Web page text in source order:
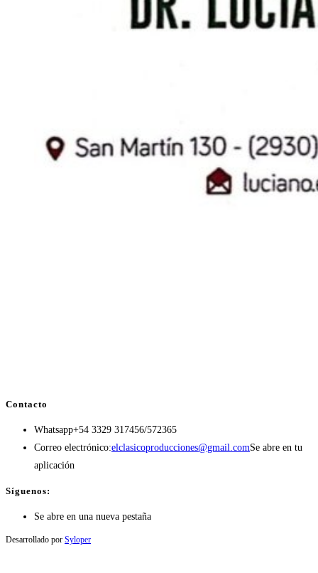
Contacto
Whatsapp+54 3329 317456/572365
Correo electrónico:elclasicoproducciones@gmail.comSe abre en tu
aplicación
Síguenos:
Se abre en una nueva pestaña
Desarrollado por Syloper